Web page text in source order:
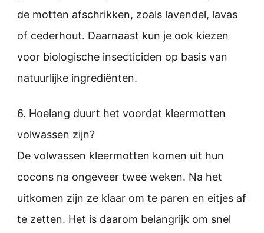
de motten afschrikken, zoals lavendel, lavas
of cederhout. Daarnaast kun je ook kiezen
voor biologische insecticiden op basis van
natuurlijke ingrediënten.
6. Hoelang duurt het voordat kleermotten
volwassen zijn?
De volwassen kleermotten komen uit hun
cocons na ongeveer twee weken. Na het
uitkomen zijn ze klaar om te paren en eitjes af
te zetten. Het is daarom belangrijk om snel